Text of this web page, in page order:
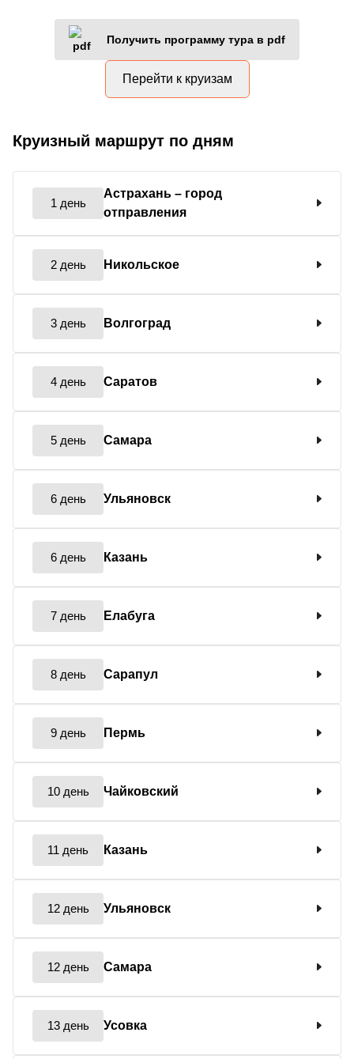
Получить программу тура в pdf
Перейти к круизам
Круизный маршрут по дням
1 день
Астрахань – город
отправления
2 день Никольское
3 день Волгоград
4 день Саратов
5 день Самара
6 день Ульяновск
6 день Казань
7 день Елабуга
8 день Сарапул
9 день Пермь
10 день Чайковский
11 день Казань
12 день Ульяновск
12 день Самара
13 день Усовка